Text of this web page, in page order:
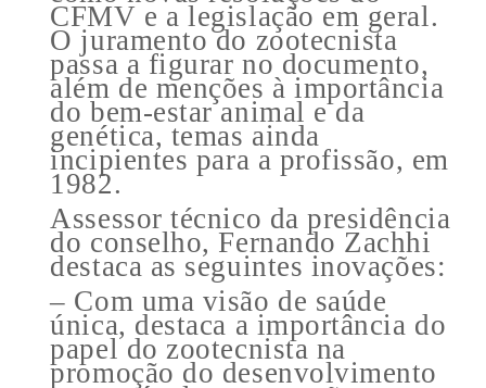
CFMV e a legislação em geral.
O juramento do zootecnista
passa a figurar no documento,
além de menções à importância
do bem-estar animal e da
genética, temas ainda
incipientes para a profissão, em
1982.
Assessor técnico da presidência
do conselho, Fernando Zachhi
destaca as seguintes inovações:
– Com uma visão de saúde
única, destaca a importância do
papel do zootecnista na
promoção do desenvolvimento